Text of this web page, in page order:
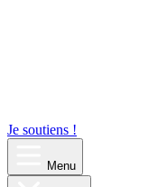
Je soutiens !
Menu